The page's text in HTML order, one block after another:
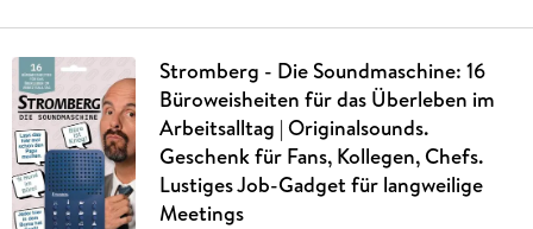
Stromberg - Die Soundmaschine: 16
Büroweisheiten für das Überleben im
Arbeitsalltag | Originalsounds.
Geschenk für Fans, Kollegen, Chefs.
Lustiges Job-Gadget für langweilige
Meetings